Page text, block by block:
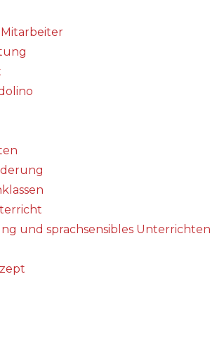
und sprachsensibles Unterrichten